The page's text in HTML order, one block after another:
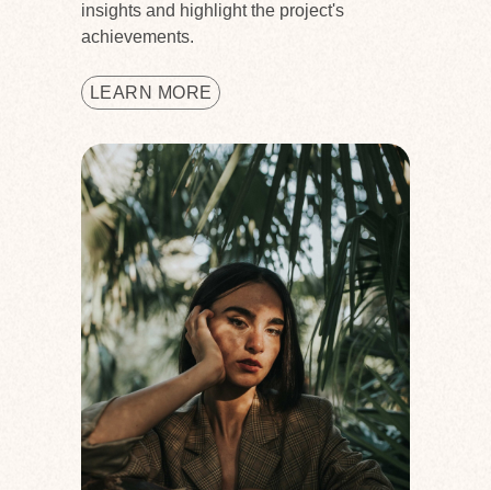
insights and highlight the project's
achievements.
LEARN MORE